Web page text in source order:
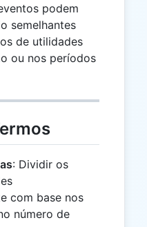
podem
semelhantes
de utilidades
ou nos períodos
: Dividir os
com base nos
número de